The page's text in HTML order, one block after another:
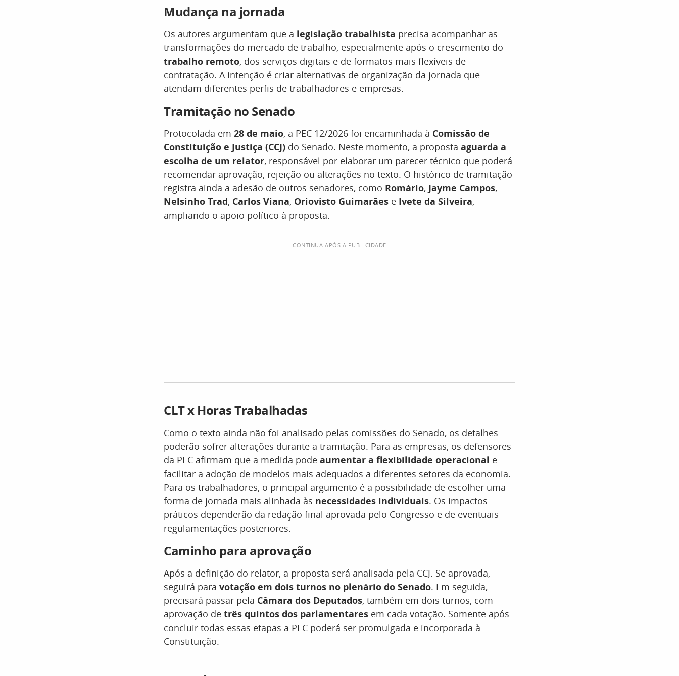
Mudança na jornada
Os autores argumentam que a legislação trabalhista precisa acompanhar as
transformações do mercado de trabalho, especialmente após o crescimento do
trabalho remoto, dos serviços digitais e de formatos mais flexíveis de
contratação. A intenção é criar alternativas de organização da jornada que
atendam diferentes perfis de trabalhadores e empresas.
Tramitação no Senado
Protocolada em 28 de maio, a PEC 12/2026 foi encaminhada à Comissão de
Constituição e Justiça (CCJ) do Senado. Neste momento, a proposta aguarda a
escolha de um relator, responsável por elaborar um parecer técnico que poderá
recomendar aprovação, rejeição ou alterações no texto. O histórico de tramitação
registra ainda a adesão de outros senadores, como Romário, Jayme Campos,
Nelsinho Trad, Carlos Viana, Oriovisto Guimarães e Ivete da Silveira,
ampliando o apoio político à proposta.
CONTINUA APÓS A PUBLICIDADE
CLT x Horas Trabalhadas
Como o texto ainda não foi analisado pelas comissões do Senado, os detalhes
poderão sofrer alterações durante a tramitação. Para as empresas, os defensores
da PEC afirmam que a medida pode aumentar a flexibilidade operacional e
facilitar a adoção de modelos mais adequados a diferentes setores da economia.
Para os trabalhadores, o principal argumento é a possibilidade de escolher uma
forma de jornada mais alinhada às necessidades individuais. Os impactos
práticos dependerão da redação final aprovada pelo Congresso e de eventuais
regulamentações posteriores.
Caminho para aprovação
Após a definição do relator, a proposta será analisada pela CCJ. Se aprovada,
seguirá para votação em dois turnos no plenário do Senado. Em seguida,
precisará passar pela Câmara dos Deputados, também em dois turnos, com
aprovação de três quintos dos parlamentares em cada votação. Somente após
concluir todas essas etapas a PEC poderá ser promulgada e incorporada à
Constituição.